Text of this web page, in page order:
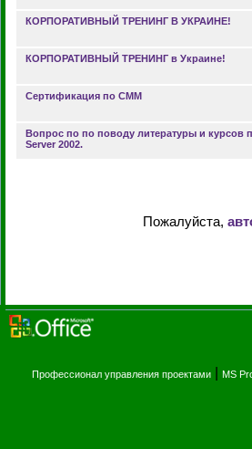
КОРПОРАТИВНЫЙ ТРЕНИНГ В УКРАИНЕ!
КОРПОРАТИВНЫЙ ТРЕНИНГ в Украине!
Сертификация по СММ
Вопрос по по поводу литературы и курсов
Server 2002.
Пожалуйста,
Профессионал управления проектами MS